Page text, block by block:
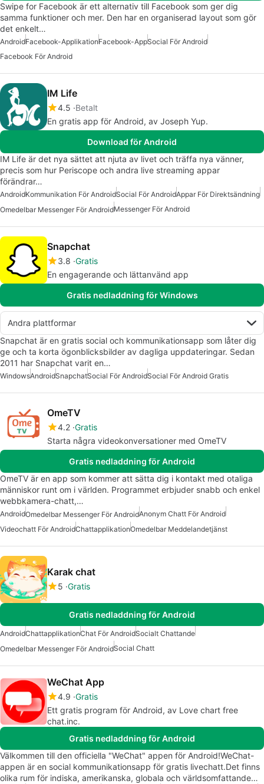
Swipe for Facebook är ett alternativ till Facebook som ger dig
samma funktioner och mer. Den har en organiserad layout som gör
det enkelt…
AndroidFacebook-ApplikationFacebook-AppSocial För Android
Facebook För Android
IM Life
4.5 Betalt
En gratis app för Android, av Joseph Yup.
Download för Android
IM Life är det nya sättet att njuta av livet och träffa nya vänner,
precis som hur Periscope och andra live streaming appar
förändrar…
AndroidKommunikation För AndroidSocial För AndroidAppar För Direktsändning
Omedelbar Messenger För AndroidMessenger För Android
Snapchat
3.8 Gratis
En engagerande och lättanvänd app
Gratis nedladdning för Windows
Andra plattformar
Snapchat är en gratis social och kommunikationsapp som låter dig
ge och ta korta ögonblicksbilder av dagliga uppdateringar. Sedan
2011 har Snapchat varit en…
WindowsAndroidSnapchatSocial För AndroidSocial För Android Gratis
OmeTV
4.2 Gratis
Starta några videokonversationer med OmeTV
Gratis nedladdning för Android
OmeTV är en app som kommer att sätta dig i kontakt med otaliga
människor runt om i världen. Programmet erbjuder snabb och enkel
webbkamera-chatt,…
AndroidOmedelbar Messenger För AndroidAnonym Chatt För Android
Videochatt För AndroidChattapplikationOmedelbar Meddelandetjänst
Karak chat
5 Gratis
Gratis nedladdning för Android
AndroidChattapplikationChat För AndroidSocialt Chattande
Omedelbar Messenger För AndroidSocial Chatt
WeChat App
4.9 Gratis
Ett gratis program för Android, av Love chart free
chat.inc.
Gratis nedladdning för Android
Välkommen till den officiella "WeChat" appen för Android!WeChat-
appen är en social kommunikationsapp för gratis livechatt.Det finns
olika rum för indiska, amerikanska, globala och världsomfattande…